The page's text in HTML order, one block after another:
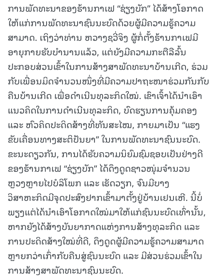
ການພັດທະນາຂອງຮ້ານກາເຟ “ຊ່ຽງບັກ” ໄດ້ສ້າງໂອກາດ
ໃຫ້ແກ່ການພັດທະນາຊົນນະບົດດ້ວຍຜູ້ມີຄວາມຮູ້ຄວາມ
ສາມາດ. ເຖິງວ່າທ່ານ ຫວາງຊວີ່ຈິງ ຜູ້ກໍ່ຕັ້ງຮ້ານກາເຟມີ
ອາຍຸກາຍຮັບບຳນານແລ້ວ, ແຕ່ຍັງມີຄວາມກະຕືລືລົ້ນ
ປະກອບສ່ວນເຂົ້າໃນການສ້າງສາພັດທະນາບ້ານເກີດ, ຮ່ວມ
ກັບເພື່ອນມິດຈຳນວນໜຶ່ງທີ່ມີຄວາມປາຖະໜາຮ່ວມກັນກັບ
ຄືນບ້ານເກີດ ເພື່ອດຳເນີນທຸລະກິດໃໝ່. ເຂົາເຈົ້າໄດ້ນຳເອົາ
ແນວຄິດໃນການດຳເນີນທຸລະກິດ, ບົດຮຽນການຄຸ້ມຄອງ
ແລະ ຫົວຄິດປະດິດສ້າງທີ່ທັນສະໄໝ, ກາຍມາເປັນ “ແຮງ
ຂັບເຄື່ອນທາງສະຕິປັນຍາ” ໃນການພັດທະນາຊົນນະບົດ.
ຂະນະດຽວກັນ, ການໄດ້ຮັບຄວາມນິຍົມຊົມຊອບເປັນຢ່າງດີ
ຂອງຮ້ານກາເຟ “ຊ່ຽງບັກ” ໄດ້ດຶງດູດຊາວໜຸ່ມຈຳນວນ
ຫຼວງຫຼາຍໄປບໍລິໂພກ ແລະ ເຮັດວຽກ, ຈົນມີບາງ
ວິສາຫະກິດມີຈຸດປະສົງຢາກເຂົ້າມາຕັ້ງຢູ່ບ້ານເຢນເຫີ. ນີ້ບໍ່
ພຽງແຕ່ໄດ້ນຳເອົາໂອກາດໃໝ່ມາໃຫ້ແກ່ຊົນນະບົດເທົ່ານັ້ນ,
ຫາກຍັງໄດ້ສ້າງບັນຍາກາດແຫ່ງການສ້າງທຸລະກິດ ແລະ
ການປະດິດສ້າງໃໝ່ທີ່ດີ, ດຶງດູດຜູ້ມີຄວາມຮູ້ຄວາມສາມາດ
ຫຼາຍກວ່າເກົ່າກັບຄືນສູ່ຊົນນະບົດ ແລະ ມີສ່ວນຮ່ວມເຂົ້າໃນ
ການສ້າງສາພັດທະນາຊົນນະບົດ.